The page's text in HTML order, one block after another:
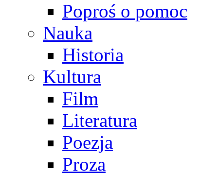
Poproś o pomoc
Nauka
Historia
Kultura
Film
Literatura
Poezja
Proza